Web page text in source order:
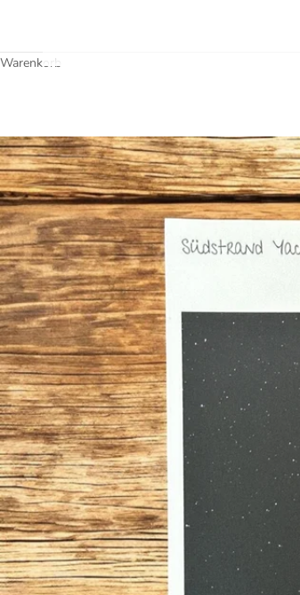
Warenkorb